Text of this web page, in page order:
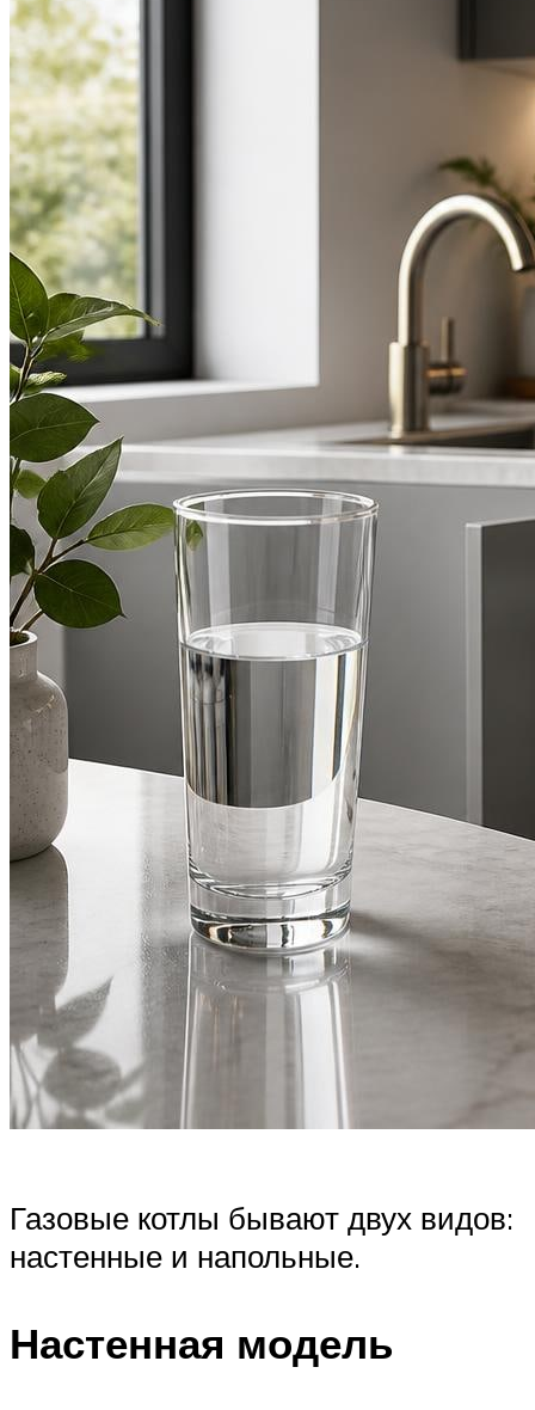
Газовые котлы бывают двух видов:
настенные и напольные.
Настенная модель